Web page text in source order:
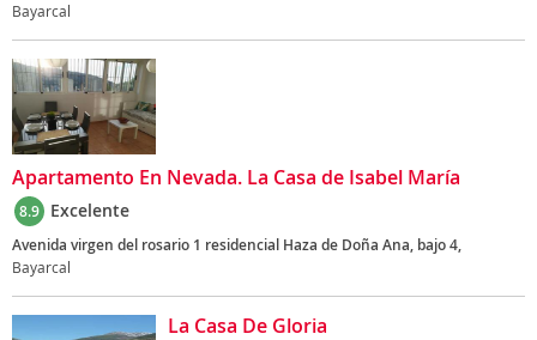
Bayarcal
Apartamento En Nevada. La Casa de Isabel María
8.9 Excelente
Avenida virgen del rosario 1 residencial Haza de Doña Ana, bajo 4,
Bayarcal
La Casa De Gloria